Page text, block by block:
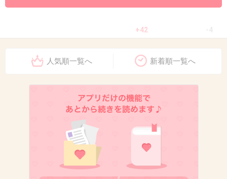
+42
就職していたので19時まで仕事
そのあと高校時代の親友と会い、
ラーメン→東京タワーのライトアップ鑑賞→オールでカラ
すっごく楽しかったー。
一緒に過ごしてくれた友人に感謝！
人気順一覧へ 新着順一覧へ